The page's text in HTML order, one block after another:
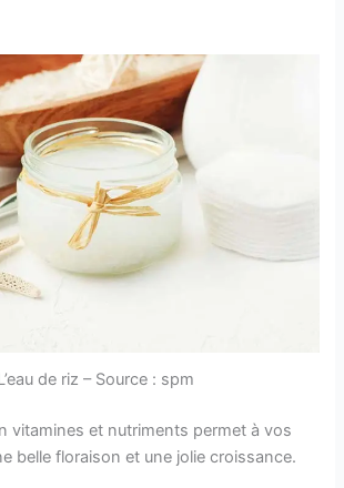
de riz – Source : spm
vitamines et nutriments permet à vos
belle floraison et une jolie croissance.